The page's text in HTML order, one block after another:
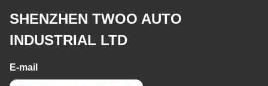
SHENZHEN TWOO AUTO
INDUSTRIAL LTD
E-mail